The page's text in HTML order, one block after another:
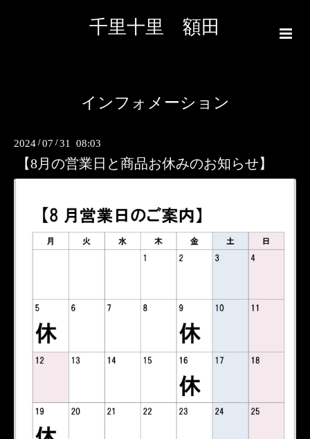
千里十里 額田
インフォメーション
2024 /07 /31 08:03
【8月の営業日と商品お休みのお知らせ】